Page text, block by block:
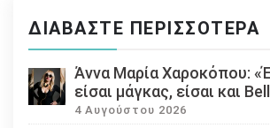
ΔΙΑΒΆΣΤΕ ΠΕΡΙΣΣΌΤΕΡΑ
Άννα Μαρία Χαροκόπου:
είσαι μάγκας, είσαι και
4 Αυγούστου 2026